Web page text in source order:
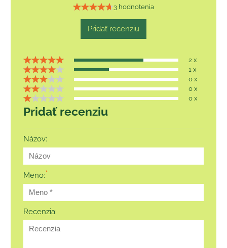
3 hodnotenia
Pridať recenziu
2 x
1 x
0 x
0 x
0 x
Pridať recenziu
Názov:
Meno:*
Recenzia: